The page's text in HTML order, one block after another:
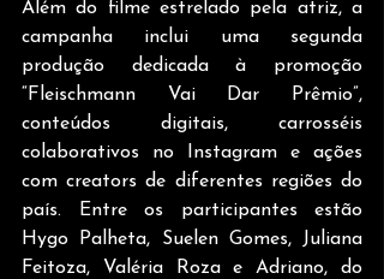
Além do filme estrelado pela atriz, a
campanha inclui uma segunda
produção dedicada à promoção
“Fleischmann Vai Dar Prêmio”,
conteúdos digitais, carrosséis
colaborativos no Instagram e ações
com creators de diferentes regiões do
país. Entre os participantes estão
Hygo Palheta, Suelen Gomes, Juliana
Feitoza, Valéria Roza e Adriano, do